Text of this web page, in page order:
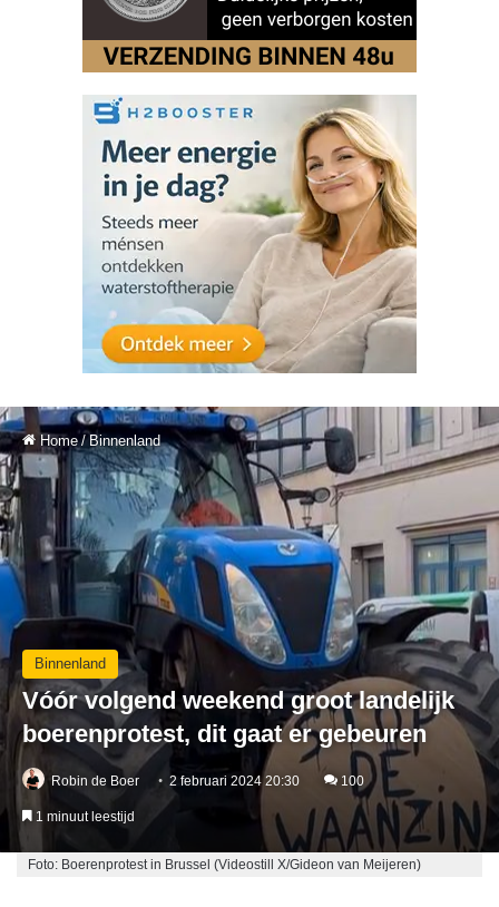
Home / Binnenland
Binnenland
Vóór volgend weekend groot landelijk
boerenprotest, dit gaat er gebeuren
Robin de Boer 2 februari 2024 20:30 100
1 minuut leestijd
Foto: Boerenprotest in Brussel (Videostill X/Gideon van Meijeren)